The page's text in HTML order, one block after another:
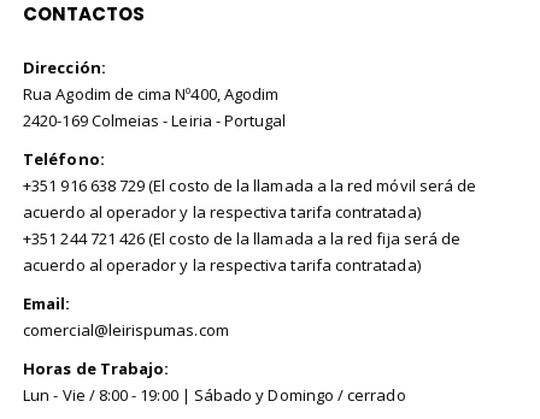
CONTACTOS
Dirección:
Rua Agodim de cima Nº400, Agodim
2420-169 Colmeias - Leiria - Portugal
Teléfono:
+351 916 638 729 (El costo de la llamada a la red móvil será de
acuerdo al operador y la respectiva tarifa contratada)
+351 244 721 426 (El costo de la llamada a la red fija será de
acuerdo al operador y la respectiva tarifa contratada)
Email:
comercial@leirispumas.com
Horas de Trabajo:
Lun - Vie / 8:00 - 19:00 | Sábado y Domingo / cerrado